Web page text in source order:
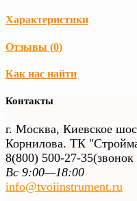
Характеристики
Отзывы (0)
Как нас найти
Контакты
г. Москва, Киевское
Корнилова. ТК
8(800) 500-27-35
Вс 9:00—18:00
info@tvoiinstrument.ru